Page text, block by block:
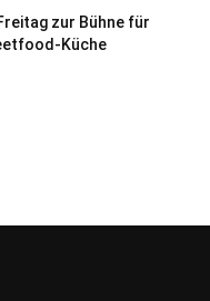
zur Bühne für
Küche